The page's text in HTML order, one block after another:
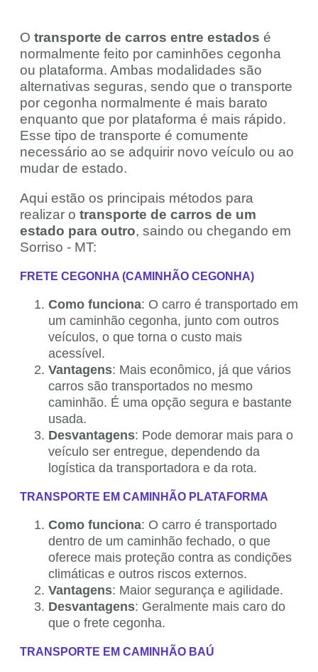
O transporte de carros entre estados é
normalmente feito por caminhões cegonha
ou plataforma. Ambas modalidades são
alternativas seguras, sendo que o transporte
por cegonha normalmente é mais barato
enquanto que por plataforma é mais rápido.
Esse tipo de transporte é comumente
necessário ao se adquirir novo veículo ou ao
mudar de estado.
Aqui estão os principais métodos para
realizar o transporte de carros de um
estado para outro, saindo ou chegando em
Sorriso - MT:
FRETE CEGONHA (CAMINHÃO CEGONHA)
Como funciona: O carro é transportado em
um caminhão cegonha, junto com outros
veículos, o que torna o custo mais
acessível.
Vantagens: Mais econômico, já que vários
carros são transportados no mesmo
caminhão. É uma opção segura e bastante
usada.
Desvantagens: Pode demorar mais para o
veículo ser entregue, dependendo da
logística da transportadora e da rota.
TRANSPORTE EM CAMINHÃO PLATAFORMA
Como funciona: O carro é transportado
dentro de um caminhão fechado, o que
oferece mais proteção contra as condições
climáticas e outros riscos externos.
Vantagens: Maior segurança e agilidade.
Desvantagens: Geralmente mais caro do
que o frete cegonha.
TRANSPORTE EM CAMINHÃO BAÚ